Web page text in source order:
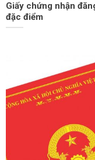
Giấy chứng nhận
đặc điểm